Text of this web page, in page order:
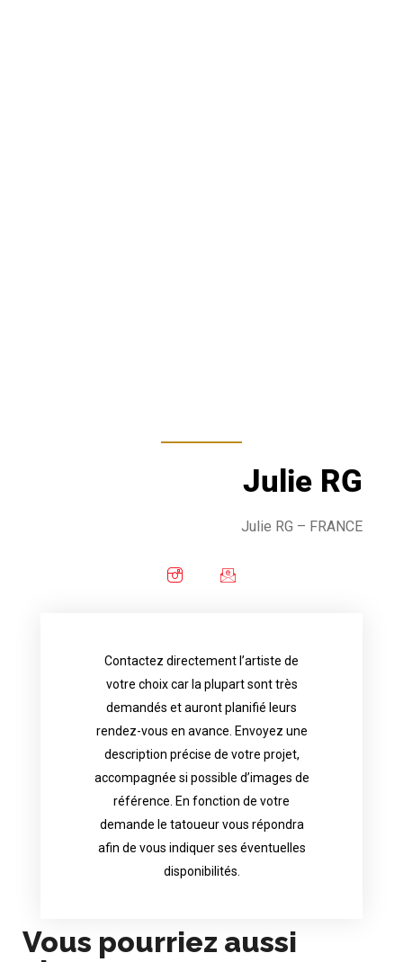
Julie RG
Julie RG – FRANCE
Contactez directement l’artiste de
votre choix car la plupart sont très
demandés et auront planifié leurs
rendez-vous en avance. Envoyez une
description précise de votre projet,
accompagnée si possible d’images de
référence. En fonction de votre
demande le tatoueur vous répondra
afin de vous indiquer ses éventuelles
disponibilités.
Contact directly the artist of your
choice because most are in great
appointments in advance. Send an
accurate description of your project, if
possible attached with reference
images. Depending your request, the
tattoo artist will answer to tell you his
Vous pourriez aussi